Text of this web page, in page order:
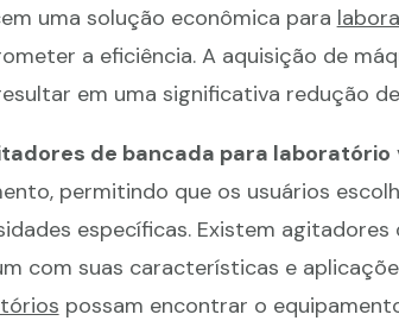
uma solução econômica para
a eficiência. A aquisição de
em uma significativa redução
de bancada para laboratório
permitindo que os usuários
específicas. Existem
com suas características e
possam encontrar o